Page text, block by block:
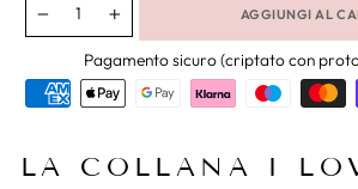
+
AGGIUNGI AL
Pagamento sicuro (criptato con
LA COLLANA I